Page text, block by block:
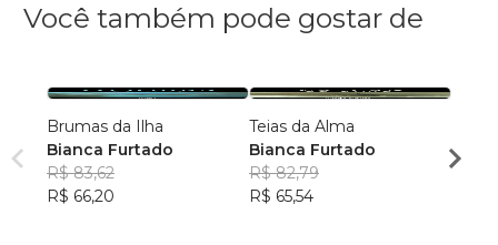
Você também pode gostar de
Brumas da Ilha
Bianca Furtado
R$ 83,62
R$ 66,20
Teias da Alma
Bianca Furtado
R$ 82,79
R$ 65,54